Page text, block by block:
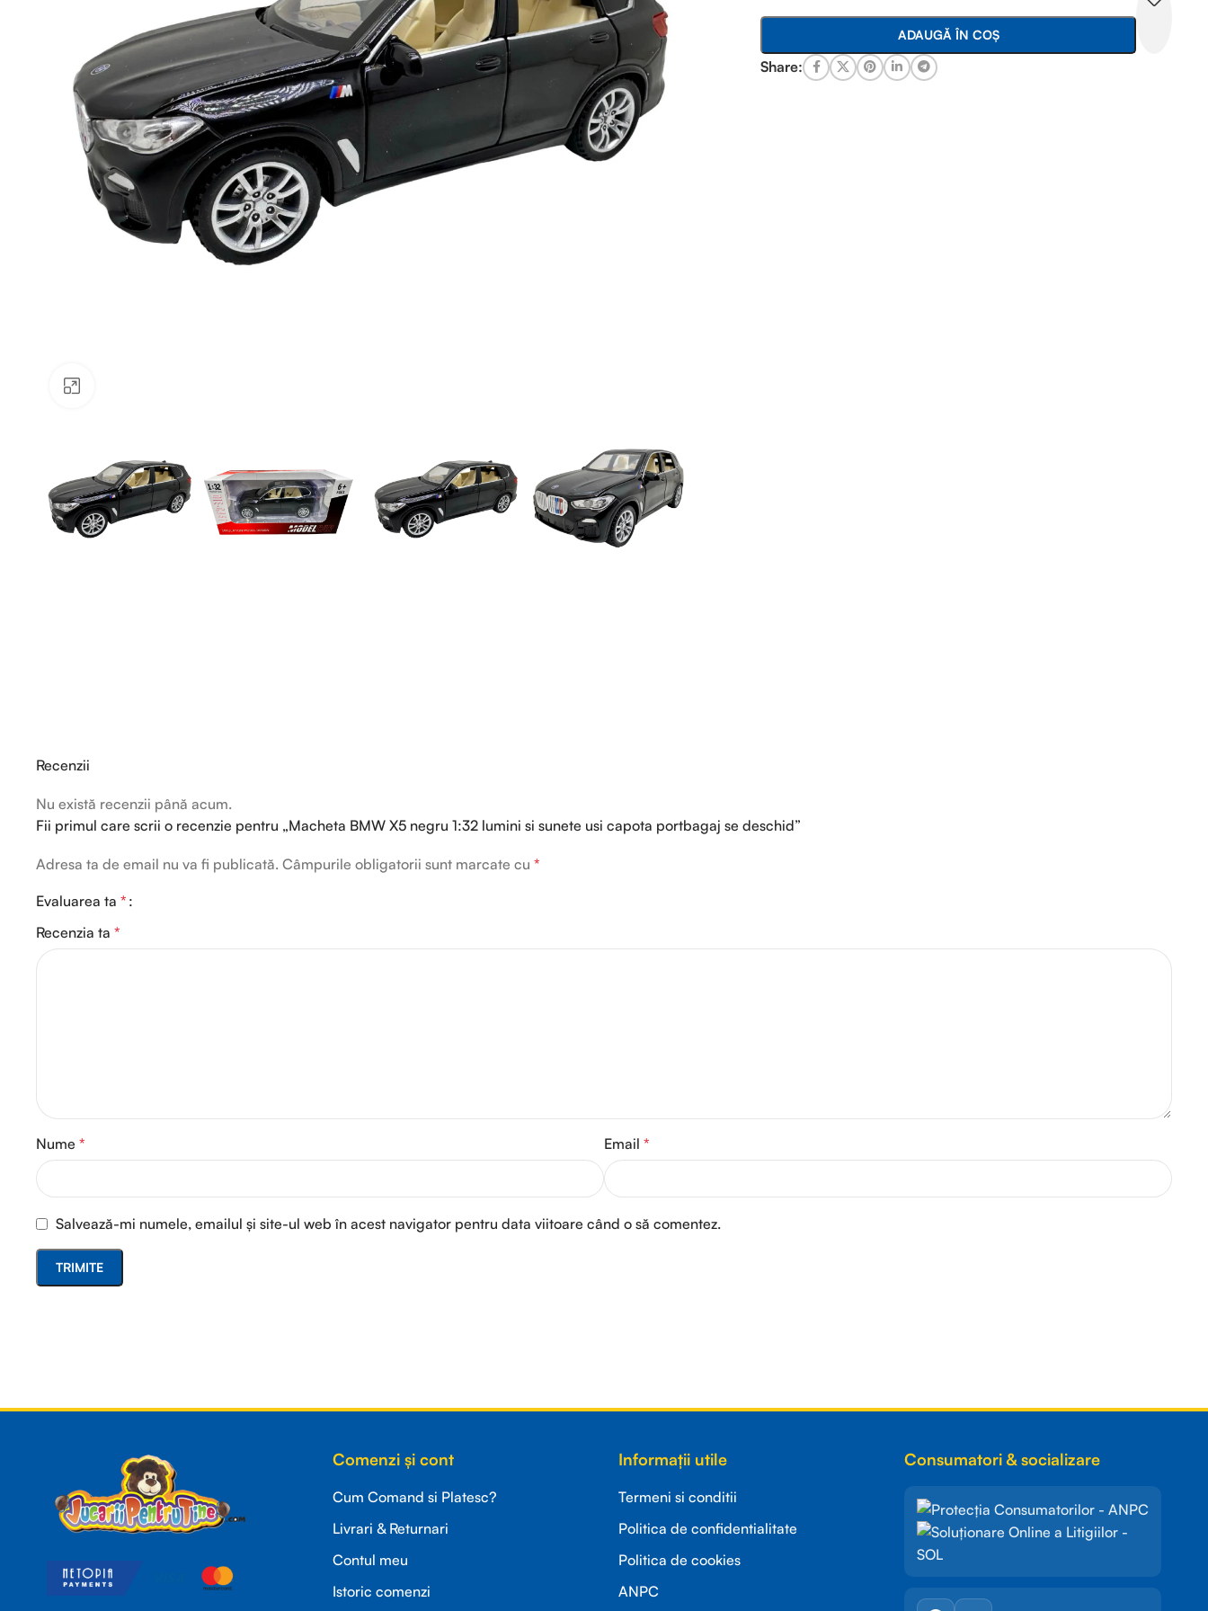
ADAUGĂ ÎN COȘ
Share:
Recenzii
Nu există recenzii până acum.
Fii primul care scrii o recenzie pentru „Macheta BMW X5 negru 1:32 lumini si sunete usi capota portbagaj se deschid”
Adresa ta de email nu va fi publicată. Câmpurile obligatorii sunt marcate cu *
Evaluarea ta *
Recenzia ta *
Nume * Email *
Salvează-mi numele, emailul și site-ul web în acest navigator pentru data viitoare când o să comentez.
Comenzi și cont
Cum Comand si Platesc?
Livrari & Returnari
Contul meu
Istoric comenzi
Informații utile
Termeni si conditii
Politica de confidentialitate
Politica de cookies
ANPC
Consumatori & socializare